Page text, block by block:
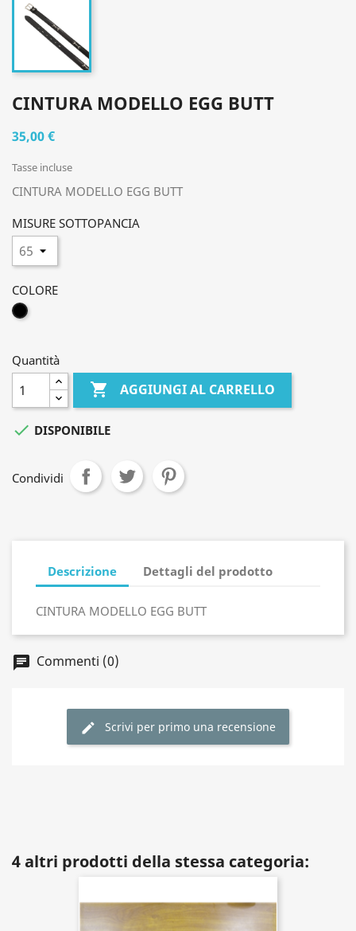
CINTURA MODELLO EGG BUTT
35,00 €
Tasse incluse
CINTURA MODELLO EGG BUTT
MISURE SOTTOPANCIA
COLORE
NERO
Quantità
 AGGIUNGI AL CARRELLO
 DISPONIBILE
Condividi
Descrizione Dettagli del prodotto
CINTURA MODELLO EGG BUTT
Commenti (0)
Scrivi per primo una recensione
4 altri prodotti della stessa categoria: